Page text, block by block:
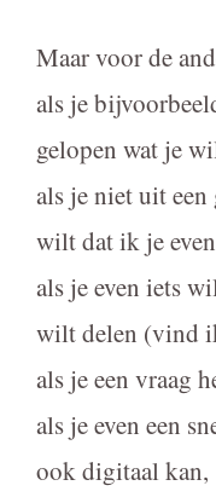
Maar voor de
als je
gelopen wat je
als je niet uit
wilt dat ik je
als je even iets
wilt delen (vind
als je een vraag
als je even een
ook digitaal kan,